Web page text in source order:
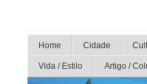
Home Cidade
Vida / Estilo Artigo /